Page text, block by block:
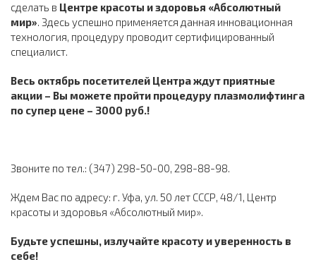
сделать в Центре красоты и здоровья «Абсолютный
мир». Здесь успешно применяется данная инновационная
технология, процедуру проводит сертифицированный
специалист.
Весь октябрь посетителей Центра ждут приятные
акции – Вы можете пройти процедуру плазмолифтинга
по супер цене – 3000 руб.!
Звоните по тел.: (347) 298-50-00, 298-88-98.
Ждем Вас по адресу: г. Уфа, ул. 50 лет СССР, 48/1, Центр
красоты и здоровья «Абсолютный мир».
Будьте успешны, излучайте красоту и уверенность в
себе!